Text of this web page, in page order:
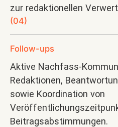
zur redaktionellen
(04)
Follow-ups
Aktive Nachfass-
Redaktionen,
sowie Koordination von
Beitragsabstimmungen.